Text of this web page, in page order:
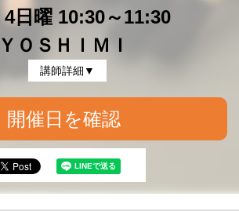
4日曜 10:30～11:30
ＹＯＳＨＩＭＩ
講師詳細▼
開催日を確認